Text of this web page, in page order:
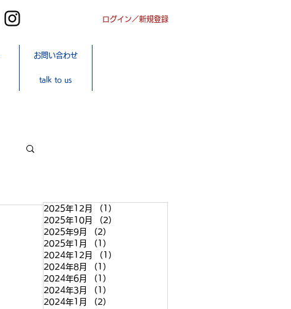
ログイン／新規登録
お問い合わせ
talk to us
2025年12月 （1）
2025年10月
（2）
2025年9月
（2）
2025年1月
（1）
2024年12月
（1）
2024年8月
（1）
2024年6月
（1）
2024年3月
（1）
2024年1月
（2）